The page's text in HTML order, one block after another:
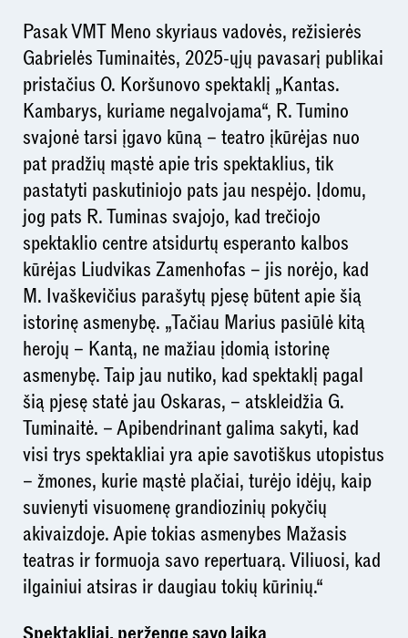
Pasak VMT Meno skyriaus vadovės, režisierės
Gabrielės Tuminaitės, 2025-ųjų pavasarį publikai
pristačius O. Koršunovo spektaklį „Kantas.
Kambarys, kuriame negalvojama“, R. Tumino
svajonė tarsi įgavo kūną – teatro įkūrėjas nuo
pat pradžių mąstė apie tris spektaklius, tik
pastatyti paskutiniojo pats jau nespėjo. Įdomu,
jog pats R. Tuminas svajojo, kad trečiojo
spektaklio centre atsidurtų esperanto kalbos
kūrėjas Liudvikas Zamenhofas – jis norėjo, kad
M. Ivaškevičius parašytų pjesę būtent apie šią
istorinę asmenybę. „Tačiau Marius pasiūlė kitą
herojų – Kantą, ne mažiau įdomią istorinę
asmenybę. Taip jau nutiko, kad spektaklį pagal
šią pjesę statė jau Oskaras, – atskleidžia G.
Tuminaitė. – Apibendrinant galima sakyti, kad
visi trys spektakliai yra apie savotiškus utopistus
– žmones, kurie mąstė plačiai, turėjo idėjų, kaip
suvienyti visuomenę grandiozinių pokyčių
akivaizdoje. Apie tokias asmenybes Mažasis
teatras ir formuoja savo repertuarą. Viliuosi, kad
ilgainiui atsiras ir daugiau tokių kūrinių.“